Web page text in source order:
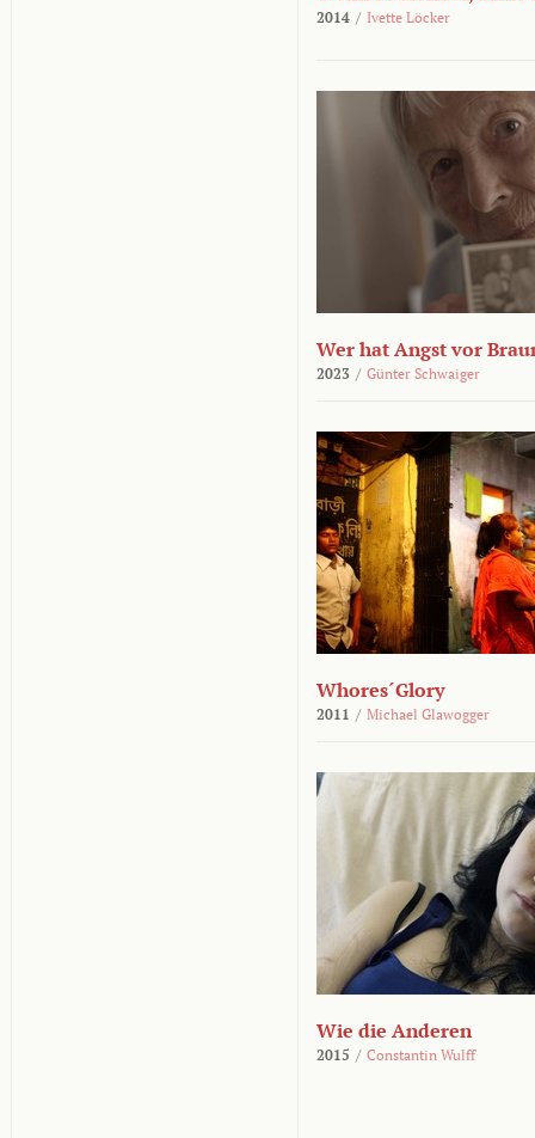
2014 / Ivette Löcker
Wer hat Angst vor
2023 / Günter Schwaiger
Whores´Glory
2011 / Michael Glawogger
Wie die Anderen
2015 / Constantin Wulff